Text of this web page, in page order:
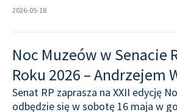
2026-05-18
Noc Muzeów w Senacie
Roku 2026 – Andrzejem
Senat RP zaprasza na XXII edycję
odbędzie się w sobotę 16 maja w